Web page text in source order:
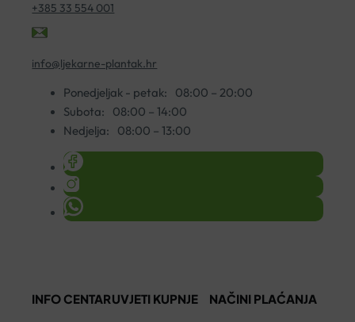
+385 33 554 001
info@ljekarne-plantak.hr
Ponedjeljak - petak:
08:00 – 20:00
Subota:
08:00 – 14:00
Nedjelja:
08:00 – 13:00
INFO CENTARUVJETI KUPNJE NAČINI PLAĆANJA